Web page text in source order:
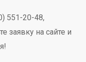
551-20-48,
заявку на сайте и